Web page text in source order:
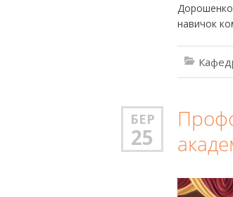
Дорошенко
навичок
БЕР
25